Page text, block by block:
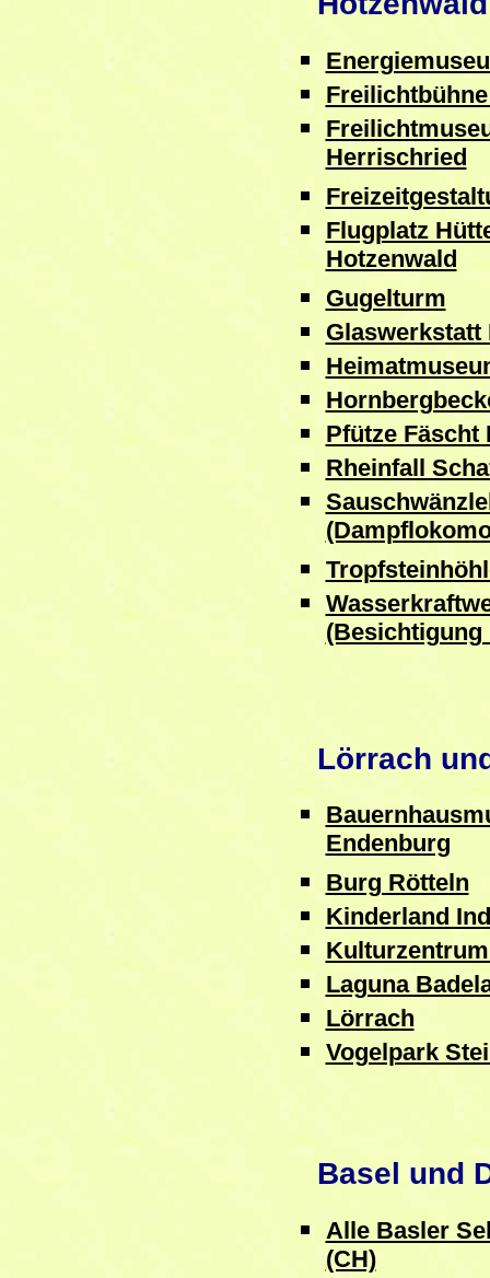
Herrischried
Flugplatz
Hotzenwald
Gugelturm
Pfütze
Rheinfall
Lörrach
Endenburg
Burg Rötteln
Kinderland
Laguna
Lörrach
Vogelpark
Basel und
Alle Basler
(CH)